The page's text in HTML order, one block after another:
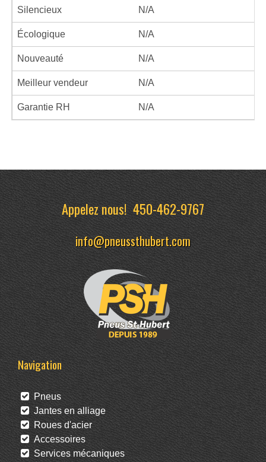
Silencieux N/A
Écologique N/A
Nouveauté N/A
Meilleur vendeur N/A
Garantie RH N/A
Appelez nous!450-462-9767
info@pneussthubert.com
Navigation
Pneus
Jantes en alliage
Roues d'acier
Accessoires
Services mécaniques